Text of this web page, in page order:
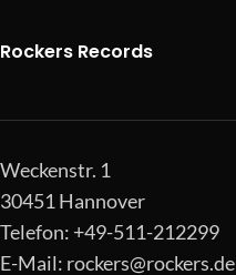
Rockers Records
Weckenstr. 1
30451 Hannover
Telefon: +49-511-212299
E-Mail: rockers@rockers.de